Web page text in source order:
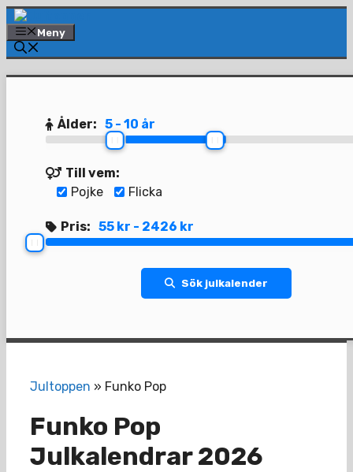
Hoppa
till
innehåll
Meny
Ålder: 5 - 10 år
Till vem:
Pojke
Flicka
Pris: 55 kr - 2426 kr
Sök julkalender
Jultoppen » Funko Pop
Funko Pop
Julkalendrar 2026